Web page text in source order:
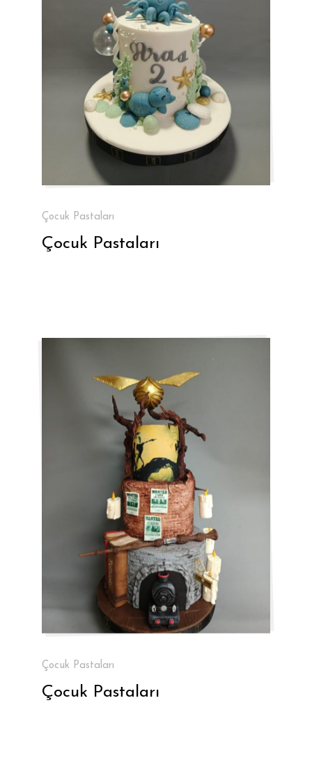
Çocuk Pastaları
Çocuk Pastaları
Çocuk Pastaları
Çocuk Pastaları